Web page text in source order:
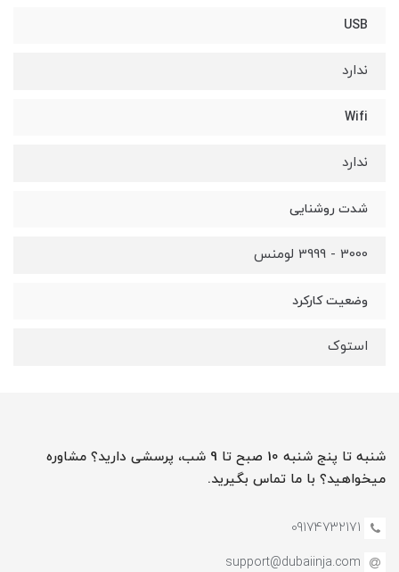
USB
ندارد
Wifi
ندارد
شدت روشنایی
3000 - 3999 لومنس
وضعیت کارکرد
استوک
شنبه تا پنج شنبه 10 صبح تا 9 شب، پرسشی دارید؟ مشاوره
میخواهید؟ با ما تماس بگیرید.
09174732171
support@dubaiinja.com